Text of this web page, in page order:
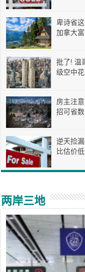
卑诗省
加拿大富
批了! 温
级空中
房主注
招可省
逆天捡
比估价
两岸三地